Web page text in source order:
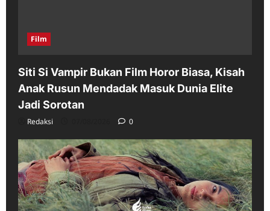
Film
Siti Si Vampir Bukan Film Horor Biasa, Kisah
Anak Rusun Mendadak Masuk Dunia Elite
Jadi Sorotan
Redaksi 0